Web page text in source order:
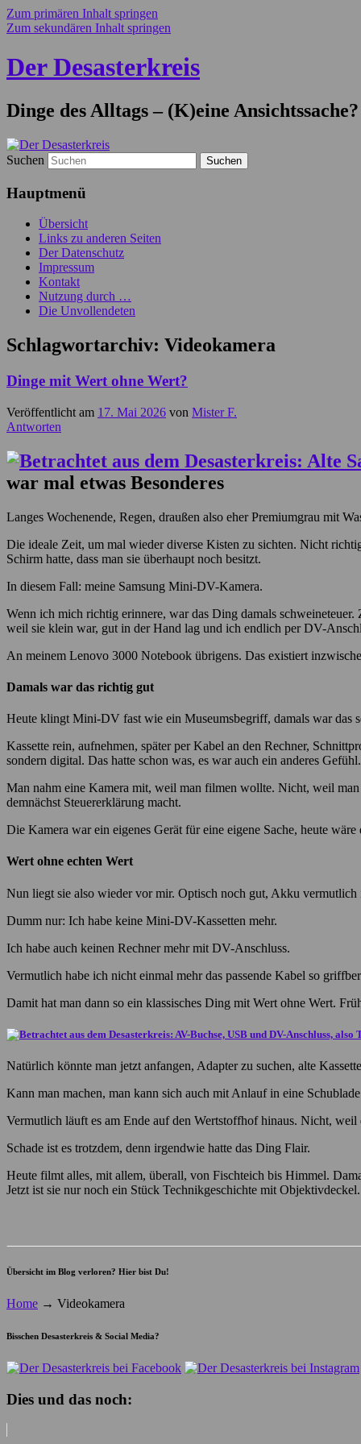
Zum primären Inhalt springen
Zum sekundären Inhalt springen
Der Desasterkreis
Dinge des Alltags – (K)eine Ansichtssache?
Suchen
Hauptmenü
Übersicht
Links zu anderen Seiten
Der Datenschutz
Impressum
Kontakt
Nutzung durch …
Die Unvollendeten
Schlagwortarchiv: Videokamera
Dinge mit Wert ohne Wert?
Veröffentlicht am 17. Mai 2026 von Mister F.
Antworten
war mal etwas Besonderes
Langes Wochenende, Regen, draußen also eher Premiumgrau mit
Die ideale Zeit, um mal wieder diverse Kisten zu sichten. Nicht
Schirm hatte, dass man sie überhaupt noch besitzt.
In diesem Fall: meine Samsung Mini-DV-Kamera.
Wenn ich mich richtig erinnere, war das Ding damals
weil sie klein war, gut in der Hand lag und ich endlich per DV-
An meinem Lenovo 3000 Notebook übrigens. Das existiert
Damals war das richtig gut
Heute klingt Mini-DV fast wie ein Museumsbegriff, damals war das
Kassette rein, aufnehmen, später per Kabel an den Rechner,
sondern digital. Das hatte schon was, es war auch ein anderes Gefühl.
Man nahm eine Kamera mit, weil man filmen wollte. Nicht, weil
demnächst Steuererklärung macht.
Die Kamera war ein eigenes Gerät für eine eigene Sache, heute
Wert ohne echten Wert
Nun liegt sie also wieder vor mir. Optisch noch gut, Akku
Dumm nur: Ich habe keine Mini-DV-Kassetten mehr.
Ich habe auch keinen Rechner mehr mit DV-Anschluss.
Vermutlich habe ich nicht einmal mehr das passende Kabel so
Damit hat man dann so ein klassisches Ding mit Wert ohne Wert.
Natürlich könnte man jetzt anfangen, Adapter zu suchen, alte
Kann man machen, man kann sich auch mit Anlauf in eine
Vermutlich läuft es am Ende auf den Wertstoffhof hinaus. Nicht,
Schade ist es trotzdem, denn irgendwie hatte das Ding Flair.
Heute filmt alles, mit allem, überall, von Fischteich bis Himmel.
Jetzt ist sie nur noch ein Stück Technikgeschichte mit Objektivdeckel.
Übersicht im Blog verloren? Hier bist Du!
Home → Videokamera
Bisschen Desasterkreis & Social Media?
Dies und das noch: